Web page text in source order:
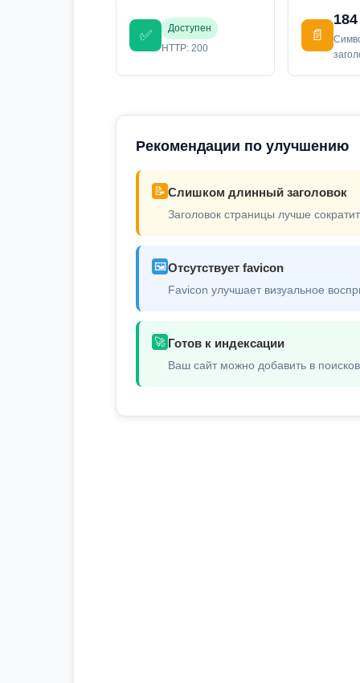
✅
Доступен
HTTP: 200
📄
184
Рекомендации по улучшению
📝 Слишком длинный заголовок
Заголовок страницы лучше
🖼️Отсутствует favicon
Favicon улучшает визуальное
🚀 Готов к индексации
Ваш сайт можно добавить в